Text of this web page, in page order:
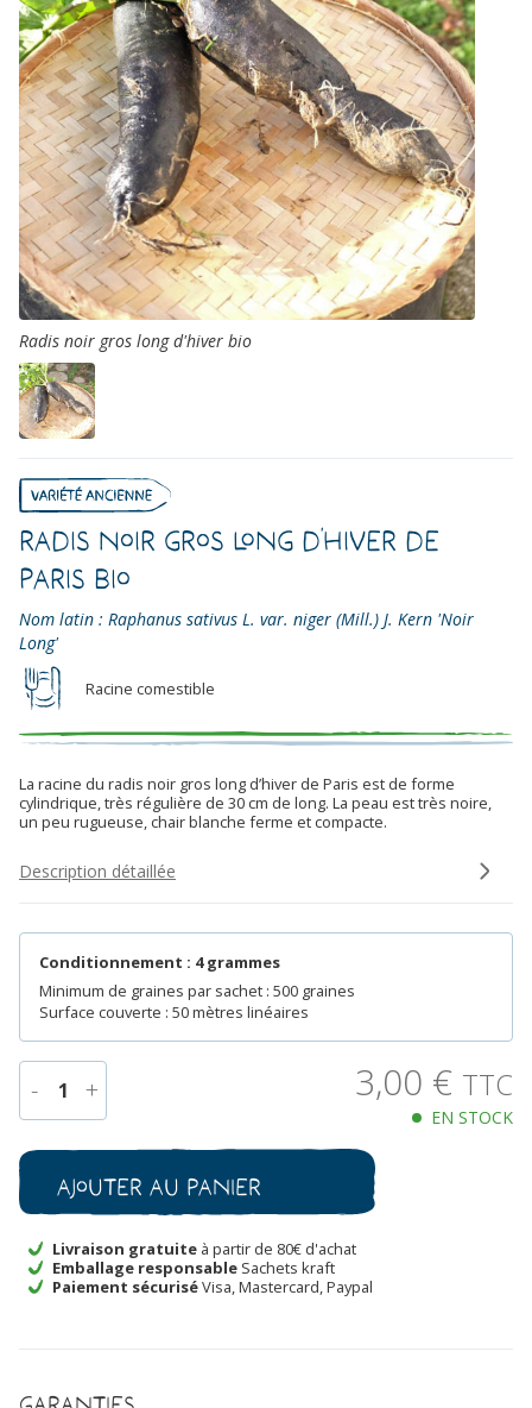
Radis noir gros long d'hiver bio
Radis Noir Gros Long d’Hiver de
Paris Bio
Nom latin : Raphanus sativus L. var. niger (Mill.) J. Kern 'Noir
Long'
Racine comestible
La racine du radis noir gros long d’hiver de Paris est de forme
cylindrique, très régulière de 30 cm de long. La peau est très noire,
un peu rugueuse, chair blanche ferme et compacte.
Description détaillée
Conditionnement : 4 grammes
Minimum de graines par sachet : 500 graines
Surface couverte : 50 mètres linéaires
- 1 +
de
Radis
Noir
Long
d'Hiver
de
Bio
3,00 € TTC
EN STOCK
Ajouter au panier
Livraison gratuite à partir de 80€ d'achat
Emballage responsable Sachets kraft
Paiement sécuriséVisa, Mastercard, Paypal